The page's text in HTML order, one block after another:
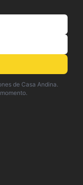
de Casa Andina.